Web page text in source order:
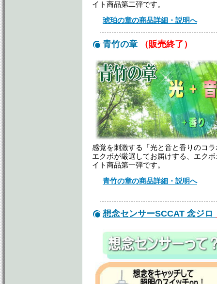
イト商品第二弾です。
琥珀の章の商品詳細・説明へ
青竹の章 （販売終了）
感覚を刺激する「光と音と香りのコ
エクボが厳選してお届けする、エク
イト商品第一弾です。
青竹の章の商品詳細・説明へ
想念センサーSCCAT 念ジロ